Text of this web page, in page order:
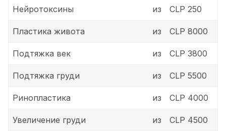
Нейротоксины из CLP 250
Пластика живота из CLP 8000
Подтяжка век из CLP 3800
Подтяжка груди из CLP 5500
Ринопластика из CLP 4000
Увеличение груди из CLP 4500